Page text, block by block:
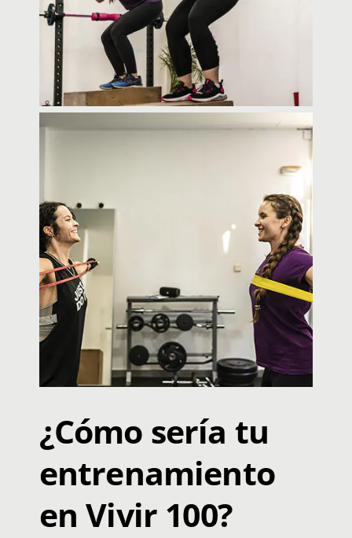
¿Cómo sería tu
entrenamiento
en Vivir 100?